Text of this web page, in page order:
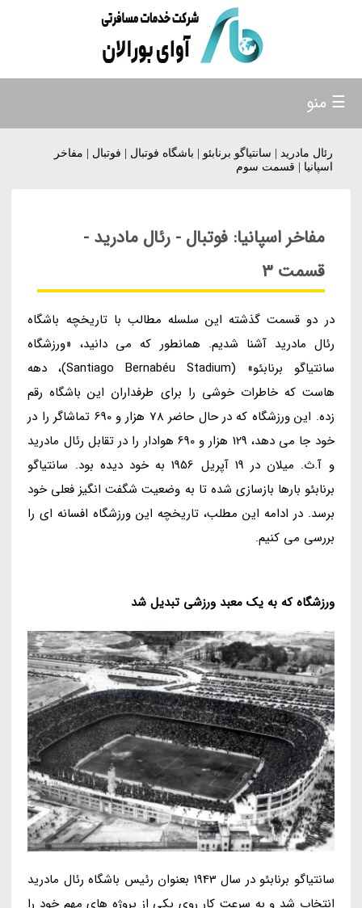
رئال مادرید | سانتیاگو برنابئو | باشگاه فوتبال | فوتبال | مفاخر
اسپانیا | قسمت سوم
مفاخر اسپانیا: فوتبال - رئال مادرید -
قسمت 3
در دو قسمت گذشته این سلسله مطالب با تاریخچه باشگاه
رئال مادرید آشنا شدیم. همانطور که می دانید، «ورزشگاه
سانتیاگو برنابئو» (Santiago Bernabéu Stadium)، دهه
هاست که خاطرات خوشی را برای طرفداران این باشگاه رقم
زده. این ورزشگاه که در حال حاضر 78 هزار و 690 تماشاگر را در
خود جا می دهد، 129 هزار و 690 هوادار را در تقابل رئال مادرید
و آ.ث. میلان در 19 آپریل 1956 به خود دیده بود. سانتیاگو
برنابئو بارها بازسازی شده تا به وضعیت شگفت انگیز فعلی خود
برسد. در ادامه این مطلب، تاریخچه این ورزشگاه افسانه ای را
بررسی می کنیم.
ورزشگاه که به یک معبد ورزشی تبدیل شد
سانتیاگو برنابئو در سال 1943 بعنوان رئیس باشگاه رئال مادرید
انتخاب شد و به سرعت کار روی یکی از پروژه های مهم خود را
☰ منو